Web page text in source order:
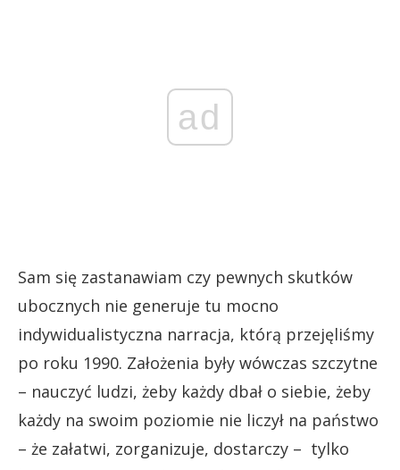
ad
Sam się zastanawiam czy pewnych skutków
ubocznych nie generuje tu mocno
indywidualistyczna narracja, którą przejęliśmy
po roku 1990. Założenia były wówczas szczytne
– nauczyć ludzi, żeby każdy dbał o siebie, żeby
każdy na swoim poziomie nie liczył na państwo
– że załatwi, zorganizuje, dostarczy – tylko